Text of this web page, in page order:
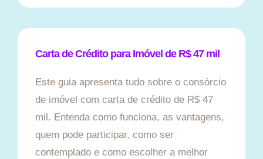
Carta de Crédito para Imóvel de R$ 47 mil
Este guia apresenta tudo sobre o consórcio
de imóvel com carta de crédito de R$ 47
mil. Entenda como funciona, as vantagens,
quem pode participar, como ser
contemplado e como escolher a melhor